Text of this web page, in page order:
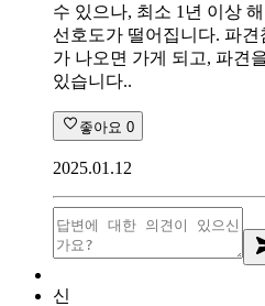
수 있으나, 최소 1년 이상
선호도가 떨어집니다. 파
가 나오면 가게 되고, 파견
있습니다..
좋아요 0
2025.01.12
신